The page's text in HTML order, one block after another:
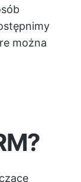
można